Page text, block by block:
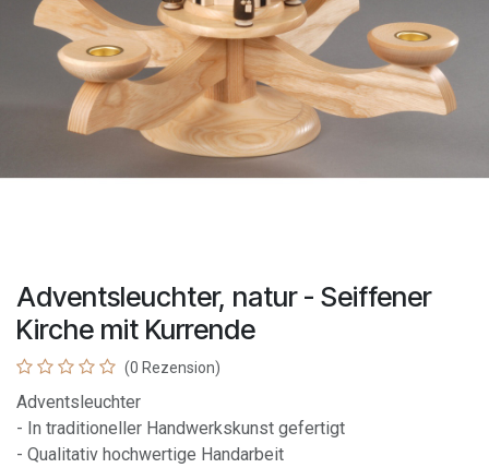
Adventsleuchter, natur - Seiffener
Kirche mit Kurrende
(0 Rezension)
Adventsleuchter
- In traditioneller Handwerkskunst gefertigt
- Qualitativ hochwertige Handarbeit